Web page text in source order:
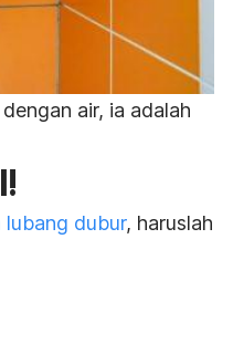
air, ia adalah
dubur, haruslah